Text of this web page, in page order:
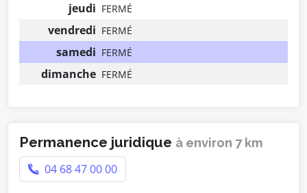
jeudi FERMÉ
vendredi FERMÉ
samedi FERMÉ
dimanche FERMÉ
Permanence juridique à environ 7 km
04 68 47 00 00